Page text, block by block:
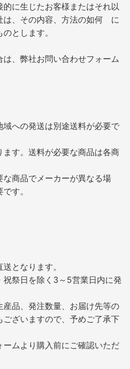
に生じたお客様またはそれ以
は、その内容、方法の如何 に
とします。
、弊社お問い合わせフォーム
への発送は別途送料が必要で
す。送料が必要な商品は各商
な商品でメーカーが異なる場
す。
となります。
祭日を除く3～5営業日内に発
品、発注数量、お届け先等の
ざいますので、予めご了承下
ムより購入前にご確認いただ